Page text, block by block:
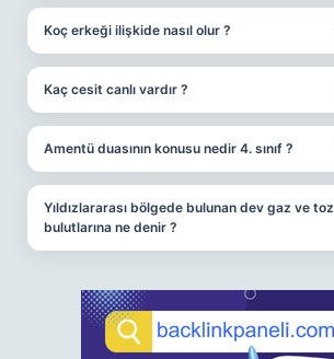
Koç erkeği ilişkide nasıl olur ?
Kaç cesit canlı vardır ?
Amentü duasının konusu nedir 4. sınıf ?
Yıldızlararası bölgede bulunan dev gaz ve toz
bulutlarına ne denir ?